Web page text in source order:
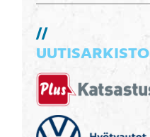
UUTISARKISTO